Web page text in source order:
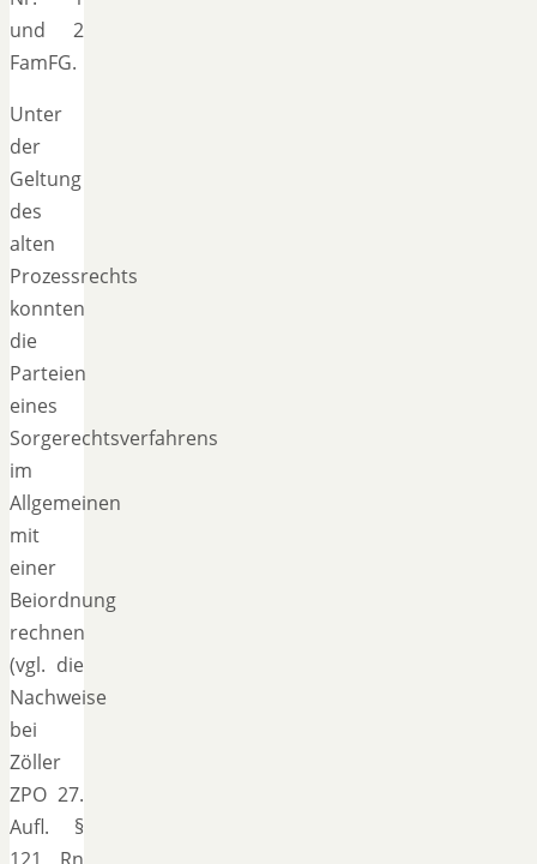
und 2
FamFG.
Unter
der
Geltung
des
alten
Prozessrechts
konnten
die
Parteien
eines
Sorgerechtsverfahrens
im
Allgemeinen
mit
einer
Beiordnung
rechnen
(vgl. die
Nachweise
bei
Zöller
ZPO 27.
Aufl. §